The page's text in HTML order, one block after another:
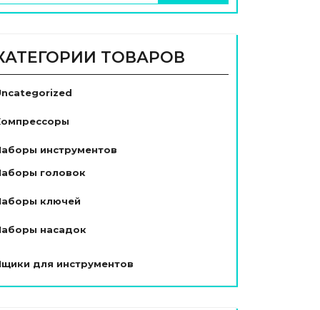
ТОВАРОВ
инструментов
головок
ключей
насадок
для инструментов